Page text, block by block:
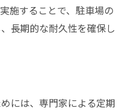
施することで、駐車場の
長期的な耐久性を確保し
には、専門家による定期